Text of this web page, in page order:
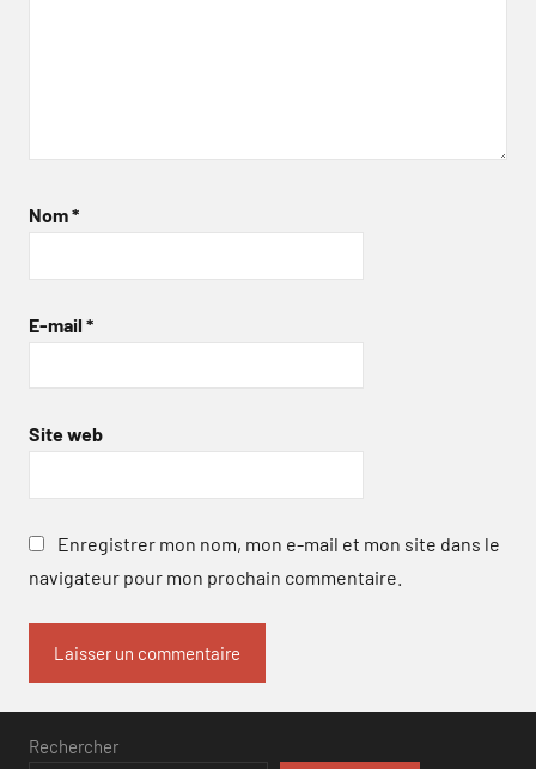
Nom*
E-mail *
Site web
Enregistrer mon nom, mon e-mail et mon site dans le
navigateur pour mon prochain commentaire.
Rechercher